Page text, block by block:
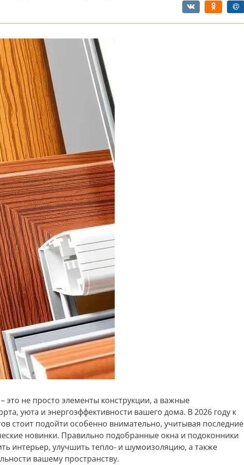
это не просто элементы конструкции, а важные
уюта и энергоэффективности вашего дома. В 2026 году к
стоит подойти особенно внимательно, учитывая последние
новинки. Правильно подобранные окна и подоконники
интерьер, улучшить тепло- и шумоизоляцию, а также
вашему пространству.